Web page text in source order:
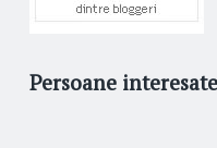
Persoane interesate